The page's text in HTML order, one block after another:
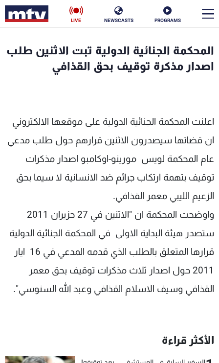
PROGRAMS
NEWSCASTS
LIVE
المحكمة الجنائية الدولية تبت الاثنين طلب
اصدار مذكرة توقيف بحق القذافي
اعلنت المحكمة الجنائية الدولية على موقعها الالكتروني
ان قضاتها سيصدرون الاثنين قرارهم حول طلب مدعي
عام المحكمة لويس مورينو-اوكامبو اصدار مذكرات
توقيف بتهمة ارتكاب جرائم ضد الانسانية لا سيما بحق
الزعيم الليبي معمر القذافي.
واوضحت المحكمة ان "الاثنين في 27 حزيران 2011
ستصدر هيئة البداية الاولى في المحكمة الجنائية الدولية
قرارها المتعلق بالطلب الذي قدمه المدعي في 16 ايار
2011 حول اصدار ثلاث مذكرات توقيف بحق معمر
القذافي وسيف الاسلام القذافي وعبد الله السنوسي".
الأكثر قراءة
الأخبار
منوعات رياضة
كأس العالم
البرامج
جدول البرامج
شاهد البرامج
عن MTV
الإنـتـاج
لاعلاناتكم
وظائف
تواصل معنا
شروط الإسـتخدام